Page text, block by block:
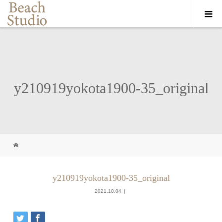
y210919yokota1900-35_original
y210919yokota1900-35_original
2021.10.04